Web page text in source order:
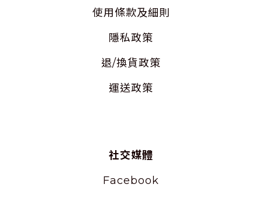
使用條款及細則
隱私政策
退/換貨政策
運送政策
社交媒體
Facebook